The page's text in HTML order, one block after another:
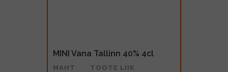
MINI Vana Tallinn 40% 4cl
MAHT
TOOTE LIIK